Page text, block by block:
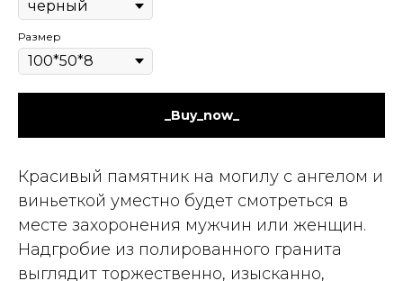
Размер
_Buy_now_
Красивый памятник на могилу с ангелом и
виньеткой уместно будет смотреться в
месте захоронения мужчин или женщин.
Надгробие из полированного гранита
выглядит торжественно, изысканно,